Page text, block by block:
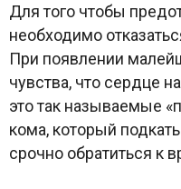
Для того чтобы
необходимо
При появлении
чувства, что сердце
это так называемые
кома, который
срочно обратиться к